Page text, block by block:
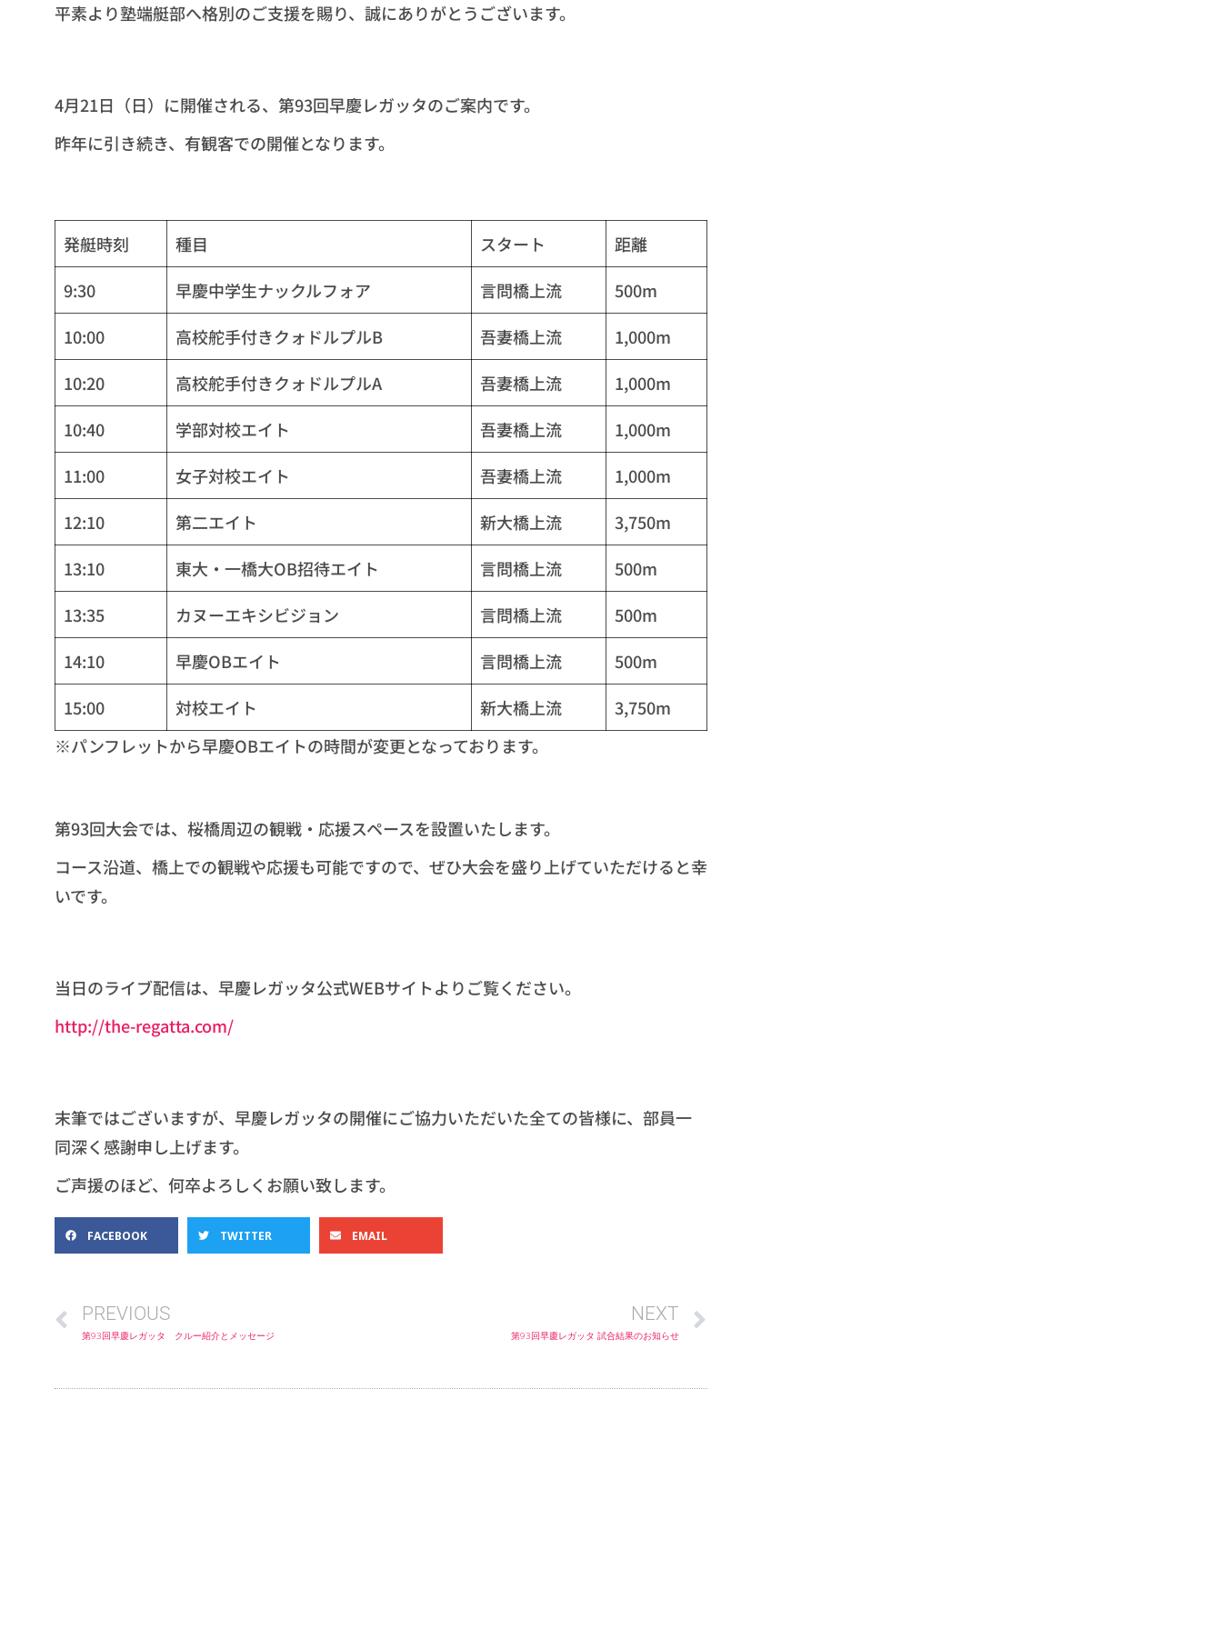
平素より塾端艇部へ格別のご支援を賜り、誠にありがとうございます。
4月21日（日）に開催される、第93回早慶レガッタのご案内です。
昨年に引き続き、有観客での開催となります。
発艇時刻 種目 スタート
距離
9:30
早慶中学生ナックルフォア 言問橋上流
500m
10:00
高校舵手付きクォドルプルB 吾妻橋上流
1,000m
10:20
高校舵手付きクォドルプルA 吾妻橋上流
1,000m
10:40
学部対校エイト 吾妻橋上流
1,000m
11:00
女子対校エイト 吾妻橋上流
1,000m
12:10
第二エイト 新大橋上流
3,750m
13:10
東大・一橋大OB招待エイト 言問橋上流
500m
13:35
カヌーエキシビジョン 言問橋上流
500m
14:10
早慶OBエイト 言問橋上流
500m
15:00
対校エイト 新大橋上流
3,750m
※パンフレットから早慶OBエイトの時間が変更となっております。
第93回大会では、桜橋周辺の観戦・応援スペースを設置いたします。
コース沿道、橋上での観戦や応援も可能ですので、ぜひ大会を盛り上げていただけると幸
いです。
当日のライブ配信は、早慶レガッタ公式WEBサイトよりご覧ください。
http://the-regatta.com/
末筆ではございますが、早慶レガッタの開催にご協力いただいた全ての皆様に、部員一
同深く感謝申し上げます。
ご声援のほど、何卒よろしくお願い致します。
FACEBOOK TWITTER EMAIL
PREVIOUS
第93回早慶レガッタ クルー紹介とメッセージ
NEXT
第93回早慶レガッタ 試合結果のお知らせ